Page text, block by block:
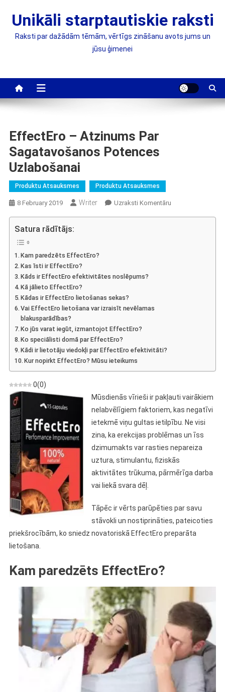
Unikāli starptautiskie raksti
Raksti par dažādām tēmām, vērtīgs zināšanu avots jums un
jūsu ģimenei
EffectEro – Atzinums Par
Sagatavošanos Potences
Uzlabošanai
Produktu Atsauksmes Produktu Atsauksmes
8 February 2019 Writer Uzraksti KomentāruOn
Satura rādītājs:
Kam paredzēts EffectEro?
Kas īsti ir EffectEro?
Kāds ir EffectEro efektivitātes noslēpums?
Kā jālieto EffectEro?
Kādas ir EffectEro lietošanas sekas?
Vai EffectEro lietošana var izraisīt nevēlamas
blakusparādības?
Ko jūs varat iegūt, izmantojot EffectEro?
Ko speciālisti domā par EffectEro?
Kādi ir lietotāju viedokļi par EffectEro efektivitāti?
Kur nopirkt EffectEro? Mūsu ieteikums
0(0)
Mūsdienās vīrieši ir pakļauti vairākiem
nelabvēlīgiem faktoriem, kas negatīvi
ietekmē viņu gultas ietilpību. Ne visi
zina, ka erekcijas problēmas un īss
dzimumakts var rasties nepareiza
uztura, stimulantu, fiziskās
aktivitātes trūkuma, pārmērīga darba
vai liekā svara dēļ.
Tāpēc ir vērts parūpēties par savu
stāvokli un nostiprināties, pateicoties
priekšrocībām, ko sniedz novatoriskā EffectEro preparāta
lietošana.
Kam paredzēts EffectEro?